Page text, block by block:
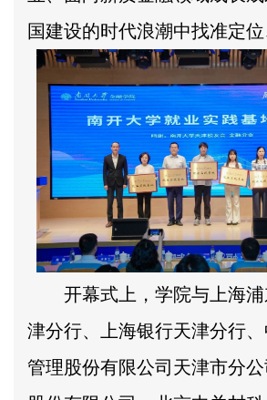
国建设的时代浪潮中找准定位
开幕式上，学院与上海
津分行、上海银行天津分行
管理股份有限公司天津市分